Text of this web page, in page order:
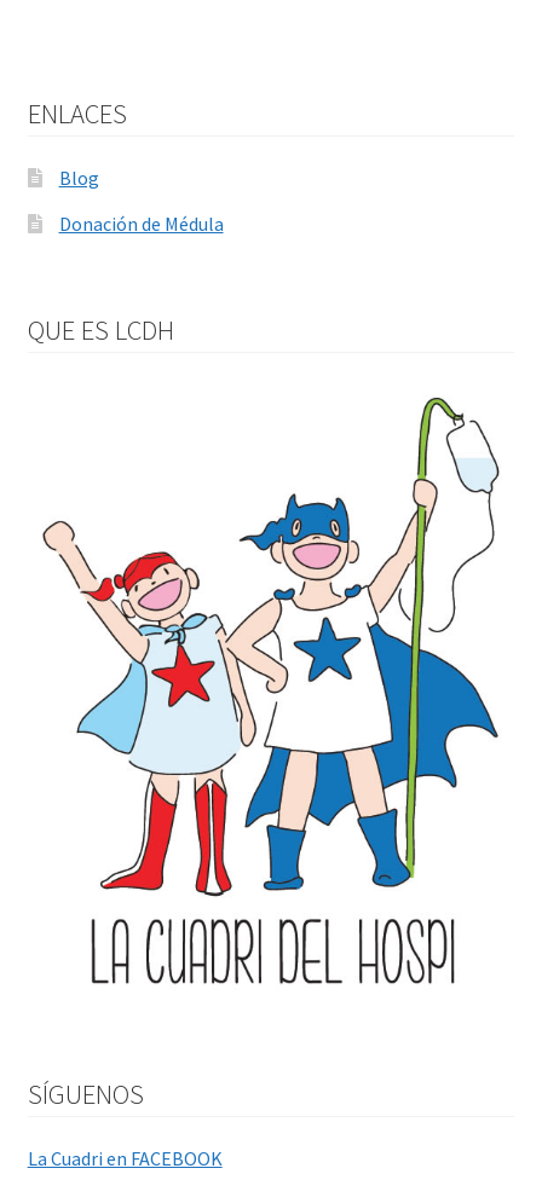
ENLACES
Blog
Donación de Médula
QUE ES LCDH
SÍGUENOS
La Cuadri en FACEBOOK